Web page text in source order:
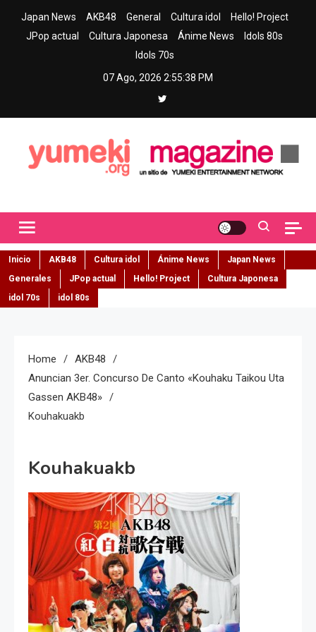
Japan News AKB48 General Cultura idol
Hello! Project
JPop actual
Cultura Japonesa Ánime News
Idols 80s
Idols 70s
07 Ago, 2026 2:55:39 PM
Inicio AKB48 Cultura idol Ánime News
Japan News
Generales
JPop actual Hello! Project
Cultura Japonesa
idol 70s
idol 80s
Home
AKB48
Anuncian 3er. Concurso De Canto «Kouhaku Taikou Uta
Gassen AKB48»
Kouhakuakb
Kouhakuakb